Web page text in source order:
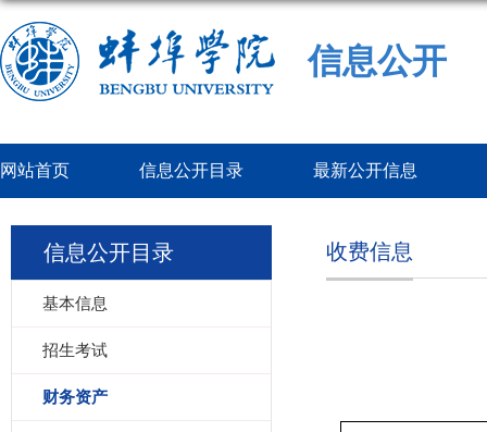
信息公开
网站首页 信息公开目录 最新公开信息
信息公开目录
基本信息
招生考试
财务资产
收费信息